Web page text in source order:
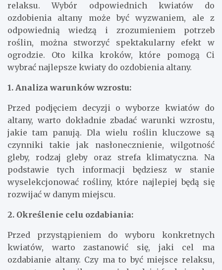
relaksu. Wybór odpowiednich kwiatów do
ozdobienia altany może być wyzwaniem, ale z
odpowiednią wiedzą i zrozumieniem potrzeb
roślin, można stworzyć spektakularny efekt w
ogrodzie. Oto kilka kroków, które pomogą Ci
wybrać najlepsze kwiaty do ozdobienia altany.
1. Analiza warunków wzrostu:
Przed podjęciem decyzji o wyborze kwiatów do
altany, warto dokładnie zbadać warunki wzrostu,
jakie tam panują. Dla wielu roślin kluczowe są
czynniki takie jak nasłonecznienie, wilgotność
gleby, rodzaj gleby oraz strefa klimatyczna. Na
podstawie tych informacji będziesz w stanie
wyselekcjonować rośliny, które najlepiej będą się
rozwijać w danym miejscu.
2. Określenie celu ozdabiania:
Przed przystąpieniem do wyboru konkretnych
kwiatów, warto zastanowić się, jaki cel ma
ozdabianie altany. Czy ma to być miejsce relaksu,